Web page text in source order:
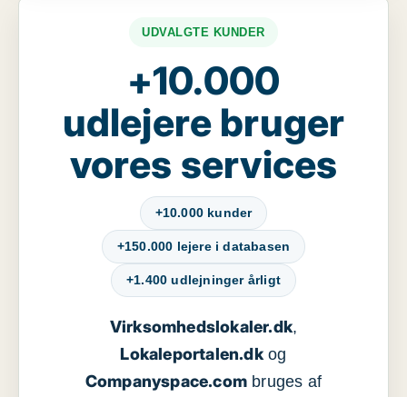
UDVALGTE KUNDER
+10.000
udlejere bruger
vores services
+10.000 kunder
+150.000 lejere i databasen
+1.400 udlejninger årligt
Virksomhedslokaler.dk,
Lokaleportalen.dkog
Companyspace.com bruges af